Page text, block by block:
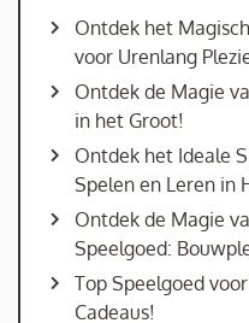
Ontdek het
voor Urenlang
Ontdek de Magie
in het Groot!
Ontdek het Ideale
Spelen en Leren in
Ontdek de Magie
Speelgoed:
Top Speelgoed
Cadeaus!